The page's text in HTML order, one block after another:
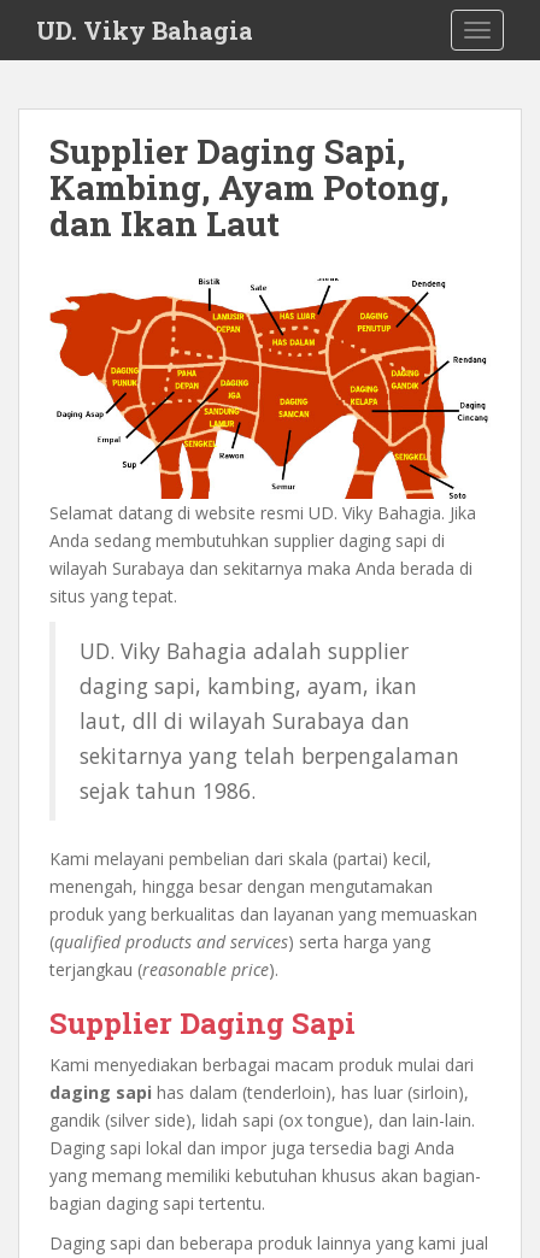
i
UD. Viky Bahagia
Supplier Daging Sapi,
Kambing, Ayam Potong,
dan Ikan Laut
Selamat datang di website resmi UD. Viky Bahagia. Jika
Anda sedang membutuhkan supplier daging sapi di
wilayah Surabaya dan sekitarnya maka Anda berada di
situs yang tepat.
UD. Viky Bahagia adalah supplier
daging sapi, kambing, ayam, ikan
laut, dll di wilayah Surabaya dan
sekitarnya yang telah berpengalaman
sejak tahun 1986.
Kami melayani pembelian dari skala (partai) kecil,
menengah, hingga besar dengan mengutamakan
produk yang berkualitas dan layanan yang memuaskan
(qualified products and services) serta harga yang
terjangkau (reasonable price).
Supplier Daging Sapi
Kami menyediakan berbagai macam produk mulai dari
daging sapi has dalam (tenderloin), has luar (sirloin),
gandik (silver side), lidah sapi (ox tongue), dan lain-lain.
Daging sapi lokal dan impor juga tersedia bagi Anda
yang memang memiliki kebutuhan khusus akan bagian-
bagian daging sapi tertentu.
Daging sapi dan beberapa produk lainnya yang kami jual